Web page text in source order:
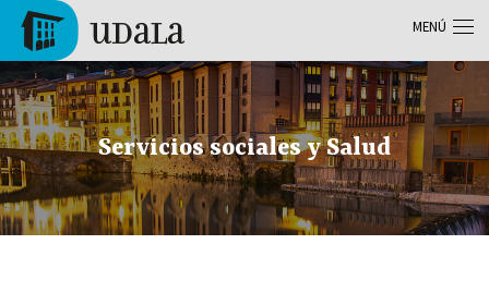
Pasar al contenido principal
Tolosa
Servicios sociales y Salud
MENÚ